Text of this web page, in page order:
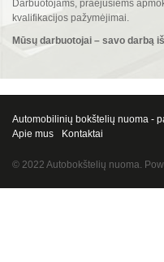
Darbuotojams, praėjusiems
kvalifikacijos pažymėjimai.
Mūsų darbuotojai – savo darbą
Automobilinių bokštelių nuoma -
Apie mus
Kontaktai
© 2022 Autobokštelių nuoma.